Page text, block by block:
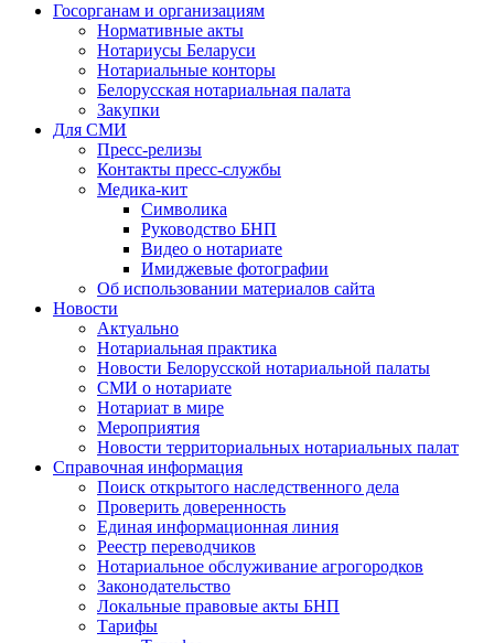
Госорганам и организациям
Нормативные акты
Нотариусы Беларуси
Нотариальные конторы
Белорусская нотариальная палата
Закупки
Для СМИ
Пресс-релизы
Контакты пресс-службы
Медика-кит
Символика
Руководство БНП
Видео о нотариате
Имиджевые фотографии
Об использовании материалов сайта
Новости
Актуально
Нотариальная практика
Новости Белорусской нотариальной палаты
СМИ о нотариате
Нотариат в мире
Мероприятия
Новости территориальных нотариальных палат
Справочная информация
Поиск открытого наследственного дела
Проверить доверенность
Единая информационная линия
Реестр переводчиков
Нотариальное обслуживание агрогородков
Законодательство
Локальные правовые акты БНП
Тарифы